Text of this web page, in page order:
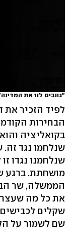
"גונבים לנו את
לפיד הזכיר את
הבחירות
בקואליציה
שנלחמו נגד זה.
שנלחמנו נגדו
מושחתת. ברגע
הממשלה, שר
שקלים לכבישים
שם לשמור על